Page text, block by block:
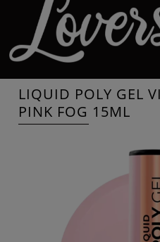
LIQUID POLY GEL
PINK FOG 15ML